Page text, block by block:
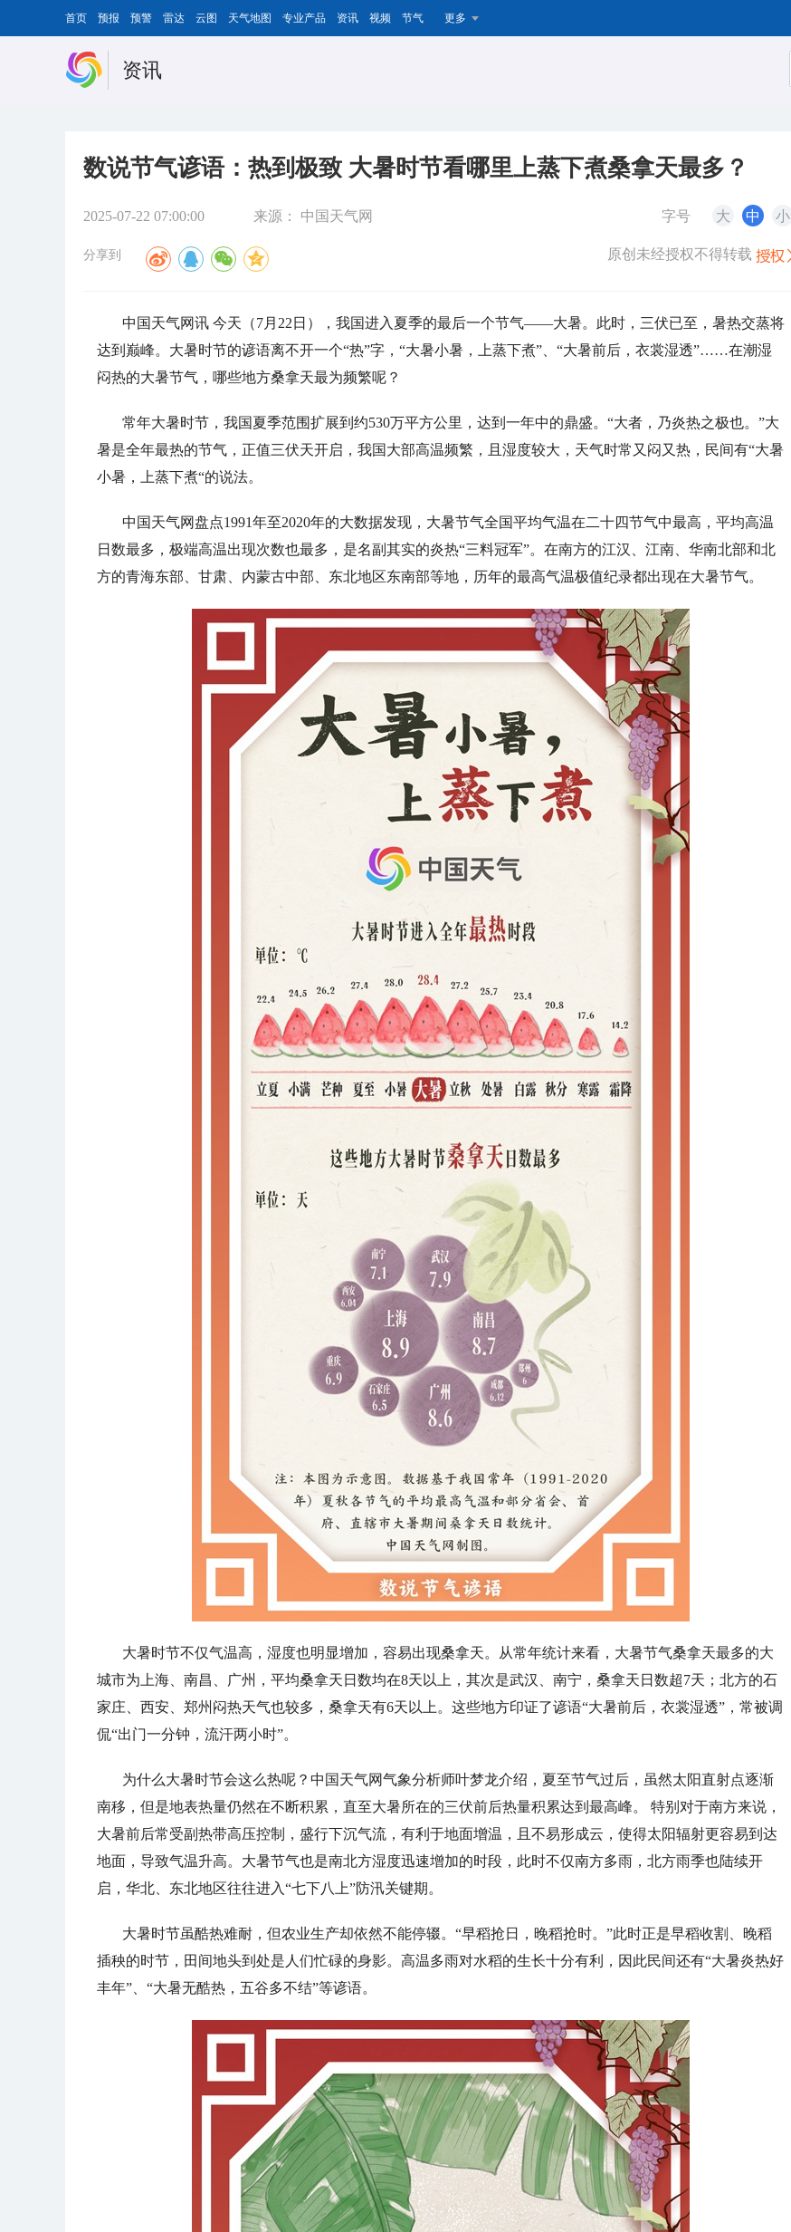
首页 预报 预警 雷达 云图 天气地图 专业产品 资讯 视频 节气 更多
资讯
数说节气谚语：热到极致 大暑时节看哪里上蒸下煮桑拿天最多？
2025-07-22 07:00:00 来源： 中国天气网 字号 大 中 小
分享到 原创未经授权不得转载
中国天气网讯 今天（7月22日），我国进入夏季的最后一个节气——大暑。此时，三伏已至，暑热交蒸将
达到巅峰。大暑时节的谚语离不开一个“热”字，“大暑小暑，上蒸下煮”、“大暑前后，衣裳湿透”……在潮湿
闷热的大暑节气，哪些地方桑拿天最为频繁呢？
常年大暑时节，我国夏季范围扩展到约530万平方公里，达到一年中的鼎盛。“大者，乃炎热之极也。”大
暑是全年最热的节气，正值三伏天开启，我国大部高温频繁，且湿度较大，天气时常又闷又热，民间有“大暑
小暑，
上蒸下煮“的说法。
中国天气网盘点1991年至2020年的大数据发现，大暑节气全国平均气温在二十四节气中最高，平均高温
日数最多，极端高温出现次数也最多，是名副其实的炎热“三料冠军”。在南方的江汉、江南、华南北部和北
方的青海东部、甘肃、内蒙古中部、东北地区东南部等地，历年的最高气温极值纪录都出现在大暑节气。
大暑时节不仅气温高，湿度也明显增加，容易出现桑拿天。从常年统计来看，大暑节气桑拿天最多的大
城市为上海、南昌、广州，平均桑拿天日数均在8天以上，其次是武汉、南宁，桑拿天日数超7天；北方的石
家庄、西安、郑州闷热天气也较多，桑拿天有6天以上。这些地方印证了谚语“大暑前后，衣裳湿透”，常被调
侃“出门一分钟，流汗两小时”。
为什么大暑时节会这么热呢？中国天气网气象分析师叶梦龙介绍，夏至节气过后，虽然太阳直射点逐渐
南移，但是地表热量仍然在不断积累，直至大暑所在的三伏前后热量积累达到最高峰。 特别对于南方来说，
大暑前后常受副热带高压控制，盛行下沉气流，有利于地面增温，且不易形成云，使得太阳辐射更容易到达
地面，导致气温升高。大暑节气也是南北方湿度迅速增加的时段，此时不仅南方多雨，北方雨季也陆续开
启，华北、东北地区往往进入“七下八上”防汛关键期。
大暑时节虽酷热难耐，但农业生产却依然不能停辍。“早稻抢日，晚稻抢时。”此时正是早稻收割、晚稻
插秧的时节，田间地头到处是人们忙碌的身影。高温多雨对水稻的生长十分有利，因此民间还有“大暑炎热好
丰年”、“大暑无酷热，五谷多不结”等谚语。